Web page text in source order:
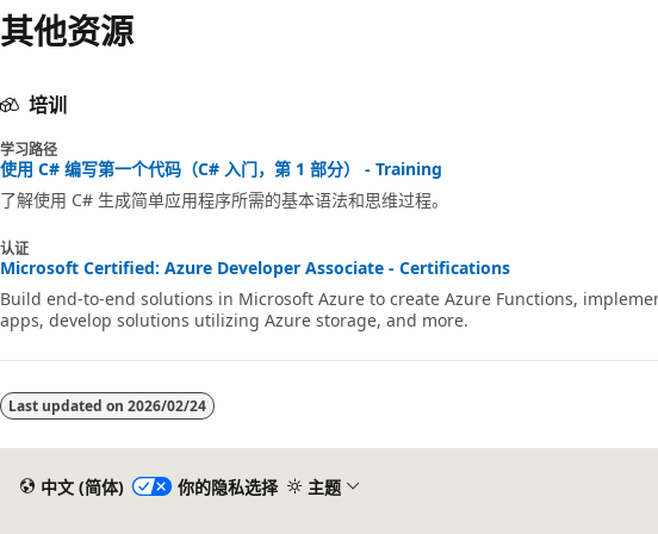
其他资源
培训
学习路径
使用 C# 编写第一个代码（C# 入门，第 1 部分） - Training
了解使用 C# 生成简单应用程序所需的基本语法和思维过程。
认证
Microsoft Certified: Azure Developer Associate - Certifications
Build end-to-end solutions in Microsoft Azure to create Azure Functions,
apps, develop solutions utilizing Azure storage, and more.
Last updated on 2026/02/24
中文 (简体) 你的隐私选择 主题